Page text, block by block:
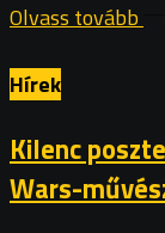
Olvass tovább
Hírek
Kilenc
Wars-